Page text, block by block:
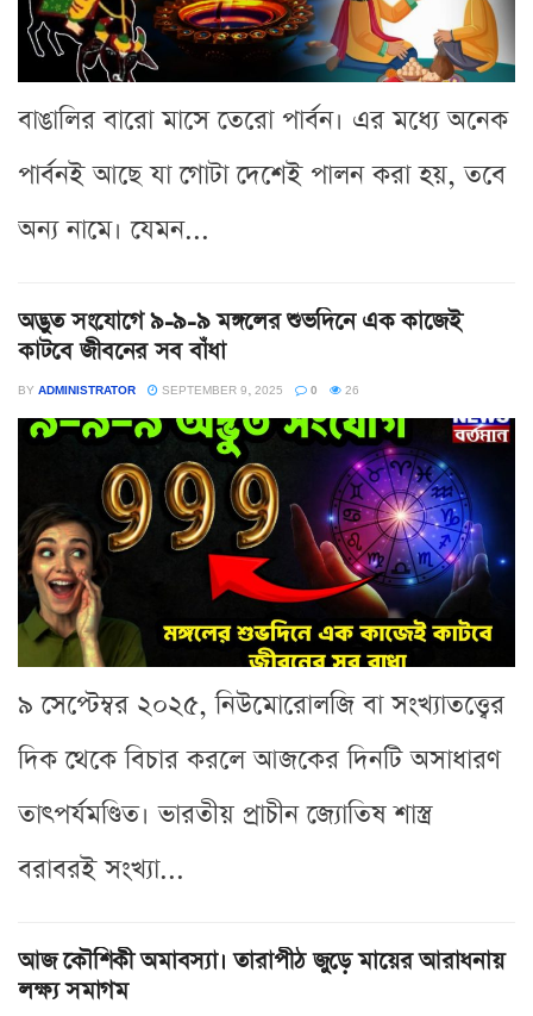
বাঙালির বারো মাসে তেরো পার্বন। এর মধ্যে অনেক
পার্বনই আছে যা গোটা দেশেই পালন করা হয়, তবে
অন্য নামে। যেমন...
অদ্ভুত সংযোগে ৯-৯-৯ মঙ্গলের শুভদিনে এক কাজেই
কাটবে জীবনের সব বাঁধা
BY ADMINISTRATOR SEPTEMBER 9, 2025 0 26
৯ সেপ্টেম্বর ২০২৫, নিউমোরোলজি বা সংখ্যাতত্ত্বের
দিক থেকে বিচার করলে আজকের দিনটি অসাধারণ
তাৎপর্যমণ্ডিত। ভারতীয় প্রাচীন জ্যোতিষ শাস্ত্র
বরাবরই সংখ্যা...
আজ কৌশিকী অমাবস্যা। তারাপীঠ জুড়ে মায়ের আরাধনায়
লক্ষ্য সমাগম